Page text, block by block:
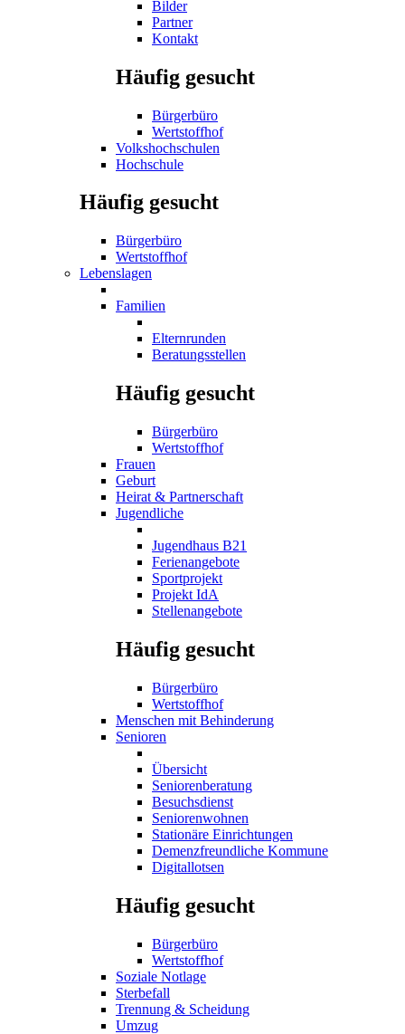
Bilder
Partner
Kontakt
Häufig gesucht
Bürgerbüro
Wertstoffhof
Volkshochschulen
Hochschule
Häufig gesucht
Bürgerbüro
Wertstoffhof
Lebenslagen
Familien
Elternrunden
Beratungsstellen
Häufig gesucht
Bürgerbüro
Wertstoffhof
Frauen
Geburt
Heirat & Partnerschaft
Jugendliche
Jugendhaus B21
Ferienangebote
Sportprojekt
Projekt IdA
Stellenangebote
Häufig gesucht
Bürgerbüro
Wertstoffhof
Menschen mit Behinderung
Senioren
Übersicht
Seniorenberatung
Besuchsdienst
Seniorenwohnen
Stationäre Einrichtungen
Demenzfreundliche Kommune
Digitallotsen
Häufig gesucht
Bürgerbüro
Wertstoffhof
Soziale Notlage
Sterbefall
Trennung & Scheidung
Umzug